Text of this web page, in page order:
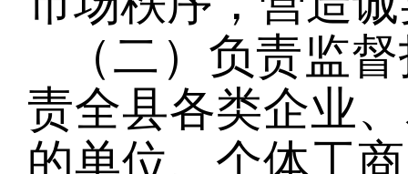
（二）负责监
责全县各类企业
的单位、个体工